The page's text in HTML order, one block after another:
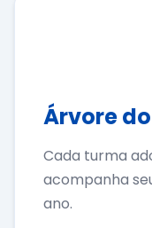
Árvore
Cada turma
acompanha
ano.